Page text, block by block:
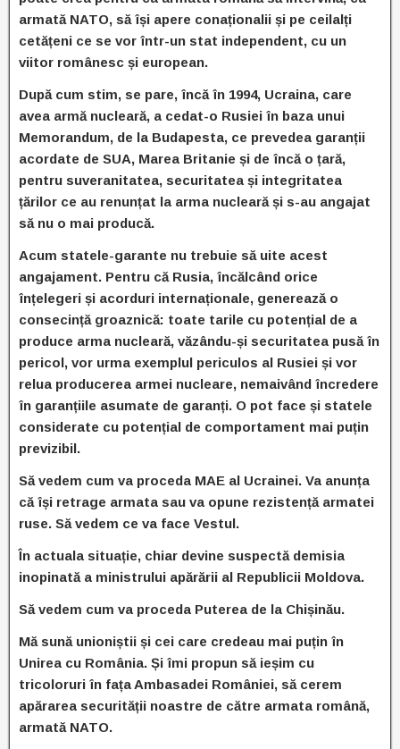
armată NATO, să își apere conaționalii și pe ceilalți
cetățeni ce se vor într-un stat independent, cu un
viitor românesc și european.
După cum stim, se pare, încă în 1994, Ucraina, care
avea armă nucleară, a cedat-o Rusiei în baza unui
Memorandum, de la Budapesta, ce prevedea garanții
acordate de SUA, Marea Britanie și de încă o țară,
pentru suveranitatea, securitatea și integritatea
țărilor ce au renunțat la arma nucleară și s-au angajat
să nu o mai producă.
Acum statele-garante nu trebuie să uite acest
angajament. Pentru că Rusia, încălcând orice
înțelegeri și acorduri internaționale, generează o
consecință groaznică: toate tarile cu potențial de a
produce arma nucleară, văzându-și securitatea pusă în
pericol, vor urma exemplul periculos al Rusiei și vor
relua producerea armei nucleare, nemaivând încredere
în garanțiile asumate de garanți. O pot face și statele
considerate cu potențial de comportament mai puțin
previzibil.
Să vedem cum va proceda MAE al Ucrainei. Va anunța
că își retrage armata sau va opune rezistență armatei
ruse. Să vedem ce va face Vestul.
În actuala situație, chiar devine suspectă demisia
inopinată a ministrului apărării al Republicii Moldova.
Să vedem cum va proceda Puterea de la Chișinău.
Mă sună unioniștii și cei care credeau mai puțin în
Unirea cu România. Și îmi propun să ieșim cu
tricoloruri în fața Ambasadei României, să cerem
apărarea securității noastre de către armata română,
armată NATO.